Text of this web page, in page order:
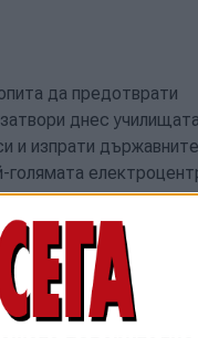
да предотврати
днес
и изпрати
от строя и това
в цялата страна.
тъмно.
за да
президент